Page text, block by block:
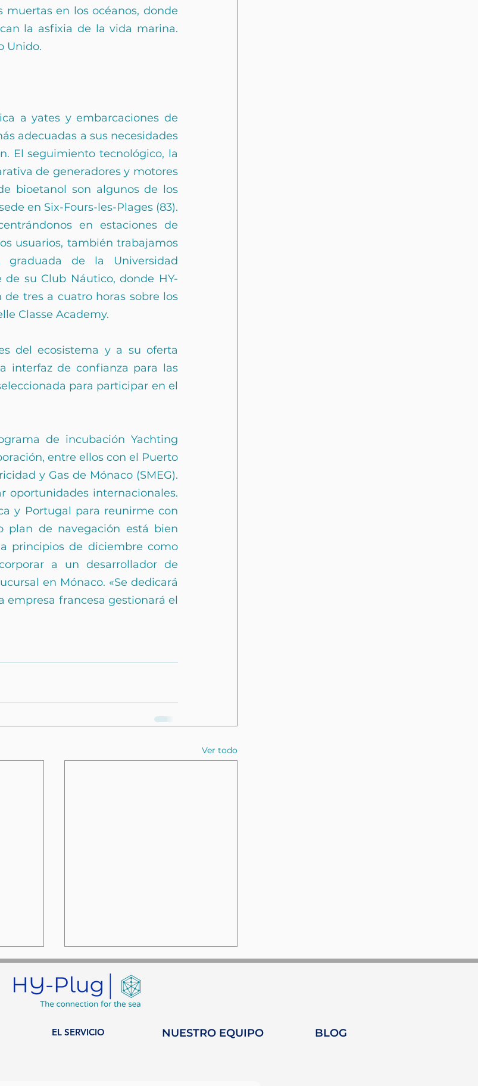
muertas en los océanos, donde
la asfixia de la vida marina.
Unido.
a yates y embarcaciones de
adecuadas a sus necesidades
El seguimiento tecnológico, la
de generadores y motores
bioetanol son algunos de los
en Six-Fours-les-Plages (83).
en estaciones de
usuarios, también trabajamos
graduada de la Universidad
su Club Náutico, donde HY-
tres a cuatro horas sobre los
Classe Academy.
del ecosistema y a su oferta
interfaz de confianza para las
para participar en el
de incubación Yachting
entre ellos con el Puerto
y Gas de Mónaco (SMEG).
oportunidades internacionales.
y Portugal para reunirme con
plan de navegación está bien
principios de diciembre como
a un desarrollador de
en Mónaco. «Se dedicará
empresa francesa gestionará el
Ver todo
EL SERVICIO NUESTRO EQUIPO BLOG